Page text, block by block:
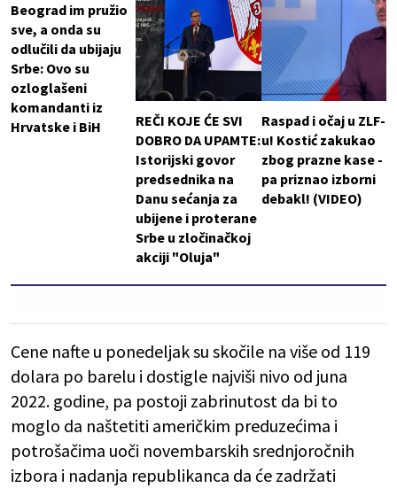
Beograd im pružio
sve, a onda su
odlučili da ubijaju
Srbe: Ovo su
ozloglašeni
komandanti iz
Hrvatske i BiH
REČI KOJE ĆE SVI
DOBRO DA UPAMTE:
Istorijski govor
predsednika na
Danu sećanja za
ubijene i proterane
Srbe u zločinačkoj
akciji "Oluja"
Raspad i očaj u ZLF-
u! Kostić zakukao
zbog prazne kase -
pa priznao izborni
debakl! (VIDEO)
Cene nafte u ponedeljak su skočile na više od 119
dolara po barelu i dostigle najviši nivo od juna
2022. godine, pa postoji zabrinutost da bi to
moglo da naštetiti američkim preduzećima i
potrošačima uoči novembarskih srednjoročnih
izbora i nadanja republikanca da će zadržati